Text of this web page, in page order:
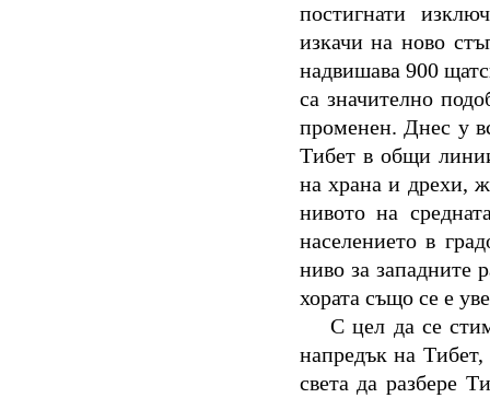
постигнати
изкачи на ново
надвишава 900
са значително
променен. Днес у
Тибет в общи
на храна и дрехи,
нивото на
населението в
ниво за западните
хората също се е
С цел да се
напредък на
света да разбере